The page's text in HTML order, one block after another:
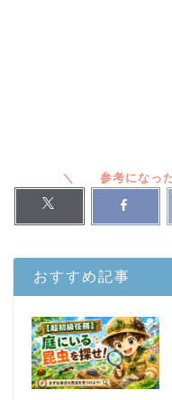
おすすめ記事